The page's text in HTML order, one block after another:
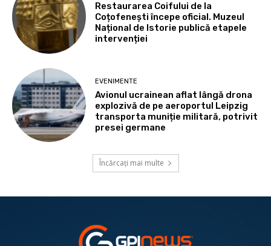
Restaurarea Coifului de la
Coțofenești începe oficial. Muzeul
Național de Istorie publică etapele
intervenției
EVENIMENTE
Avionul ucrainean aflat lângă drona
explozivă de pe aeroportul Leipzig
transporta muniție militară, potrivit
presei germane
Încărcați mai multe